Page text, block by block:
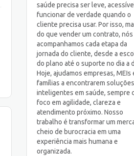
saúde precisa ser leve,
funcionar de verdade quando o
cliente precisa usar. Por isso,
do que vender um contrato, nós
acompanhamos cada etapa da
jornada do cliente, desde a
do plano até o suporte no dia a
Hoje, ajudamos empresas, MEIs
famílias a encontrarem soluções
inteligentes em saúde, sempre
foco em agilidade, clareza e
atendimento próximo. Nosso
trabalho é transformar um
cheio de burocracia em uma
experiência mais humana e
organizada.